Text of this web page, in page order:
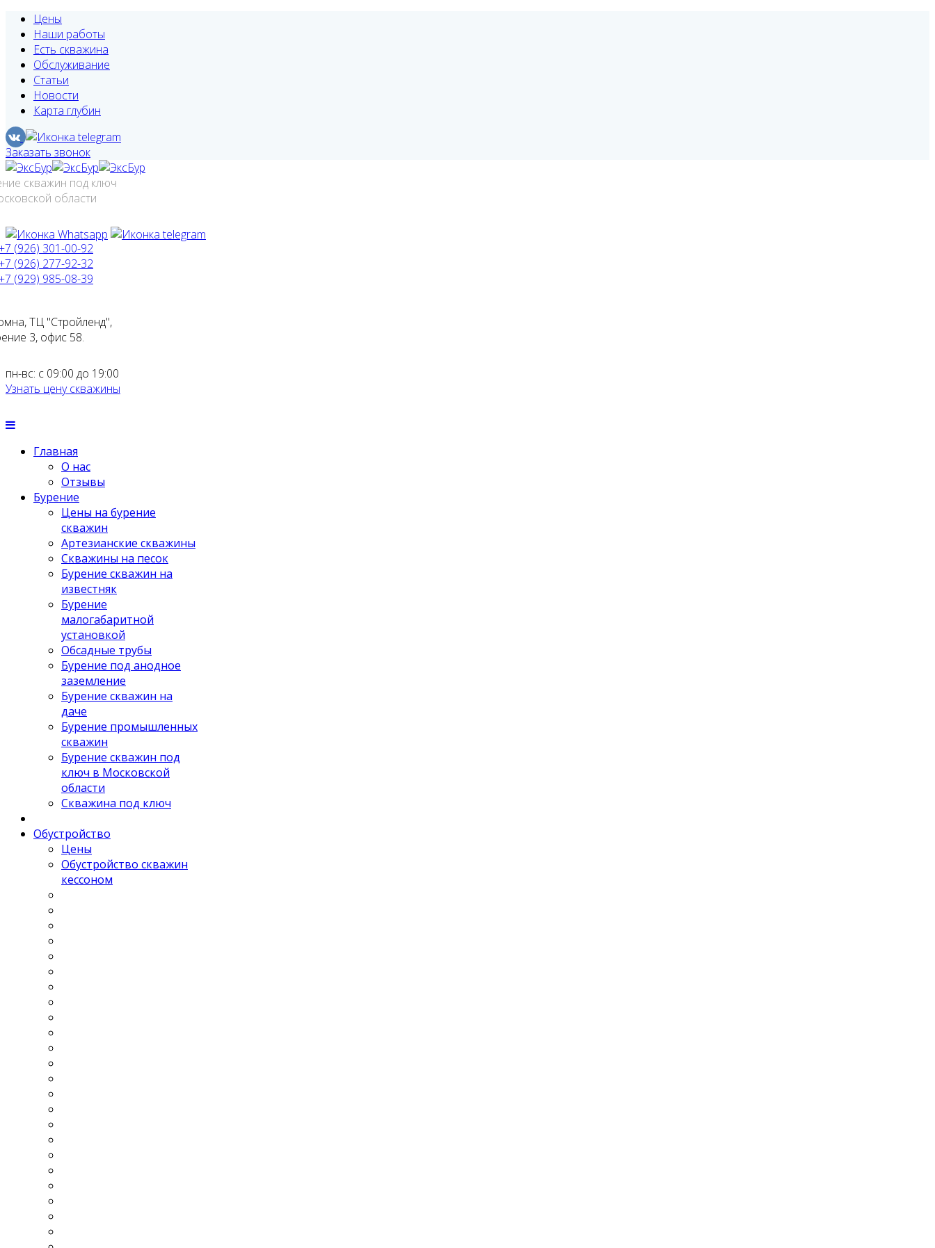
Цены
Наши работы
Есть скважина
Обслуживание
Статьи
Новости
Карта глубин
Заказать звонок
скважин под ключ
области
(926) 301-00-92
(926) 277-92-32
(929) 985-08-39
ТЦ "Стройленд",
3, офис 58.
пн-вс: с 09:00 до 19:00
Узнать цену скважины
Главная
О нас
Отзывы
Бурение
Цены на бурение
скважин
Артезианские скважины
Скважины на песок
Бурение скважин на
известняк
Бурение
малогабаритной
установкой
Обсадные трубы
Бурение под анодное
заземление
Бурение скважин на
даче
Бурение промышленных
скважин
Бурение скважин под
ключ в Московской
области
Скважина под ключ
Обустройство
Цены
Обустройство скважин
кессоном